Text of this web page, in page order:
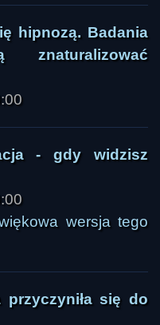
hipnozą. Badania
znaturalizować
- gdy widzisz
wersja tego
się do